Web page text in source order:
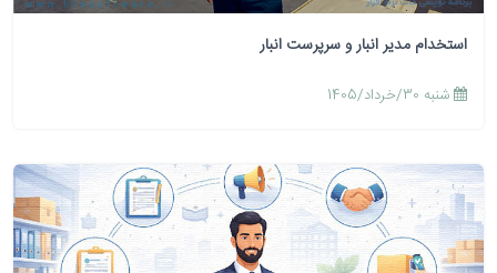
استخدام مدیر انبار و سرپرست انبار
شنبه 30/خرداد/1405